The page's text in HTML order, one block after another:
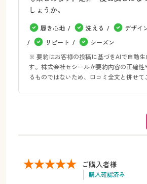
しょうか。
履き心地 洗える
デザイ
リピート
シーズン
※ 要約はお客様の投稿に基づきAIで自動
す。株式会社セシールが要約内容の正確性
るものではないため、口コミ全文と併せて
ご購入者様
購入確認済み